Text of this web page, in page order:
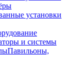
установки
и системы
Павильоны,